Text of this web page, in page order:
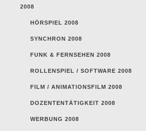
2008
HÖRSPIEL 2008
SYNCHRON 2008
FUNK & FERNSEHEN 2008
ROLLENSPIEL / SOFTWARE 2008
FILM / ANIMATIONSFILM 2008
DOZENTENTÄTIGKEIT 2008
WERBUNG 2008